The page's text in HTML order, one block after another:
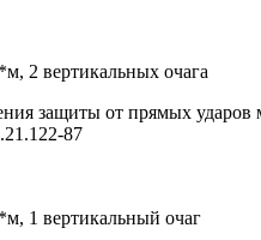
2 вертикальных очага
защиты от прямых
87
1 вертикальный очаг